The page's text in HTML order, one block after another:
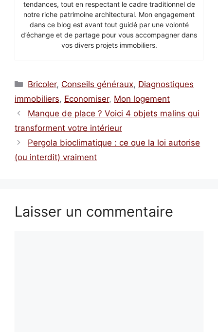
tendances, tout en respectant le cadre traditionnel de
notre riche patrimoine architectural. Mon engagement
dans ce blog est avant tout guidé par une volonté
d’échange et de partage pour vous accompagner dans
vos divers projets immobiliers.
Catégories
Bricoler, Conseils généraux, Diagnostiques
immobiliers, Economiser, Mon logement
Manque de place ? Voici 4 objets malins qui
transforment votre intérieur
Pergola bioclimatique : ce que la loi autorise
(ou interdit) vraiment
Laisser un commentaire